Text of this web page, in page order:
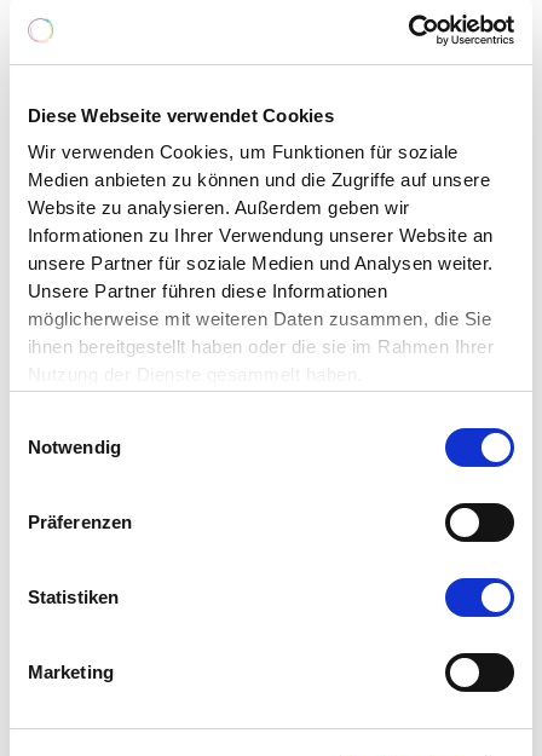
Diese Webseite verwendet Cookies
Wir verwenden Cookies, um Funktionen für soziale
Medien anbieten zu können und die Zugriffe auf unsere
Website zu analysieren. Außerdem geben wir
Informationen zu Ihrer Verwendung unserer Website an
unsere Partner für soziale Medien und Analysen weiter.
Unsere Partner führen diese Informationen
möglicherweise mit weiteren Daten zusammen, die Sie
ihnen bereitgestellt haben oder die sie im Rahmen Ihrer
Nutzung der Dienste gesammelt haben.
Notwendig
Präferenzen
Statistiken
Marketing
Unabhängig von finanziellen Mitteln, Alter,
Menschen hier zusammen, um gemeinsam Sport
zu treiben. Bouldern, ein in Deutschland häufig
kommerziell organisierter Sport, bietet zahlreiche
physische, psychische und soziale Vorteile. Die
Halle ist für alle Personen zugänglich und an
sechs Tagen in der Woche ohne vorherige
Anmeldung geöffnet. Vor Ort gibt es ein
vielfältiges Angebot: neben Kursen aller Art
werden auch Kindergeburtstage, Besuche für
Darüber hinaus gibt es Ferienbetreuungen und
Behinderung, die ein gemeinsames Sporterlebnis
ermöglichen.
Boulderhalle HotzenBlock seit September 2023,
sicherzustellen. Gemeinsam verfolgen wir das
Ziel, den normalerweise eher exklusiven Sport für
alle zugänglich zu machen und damit einen Ort